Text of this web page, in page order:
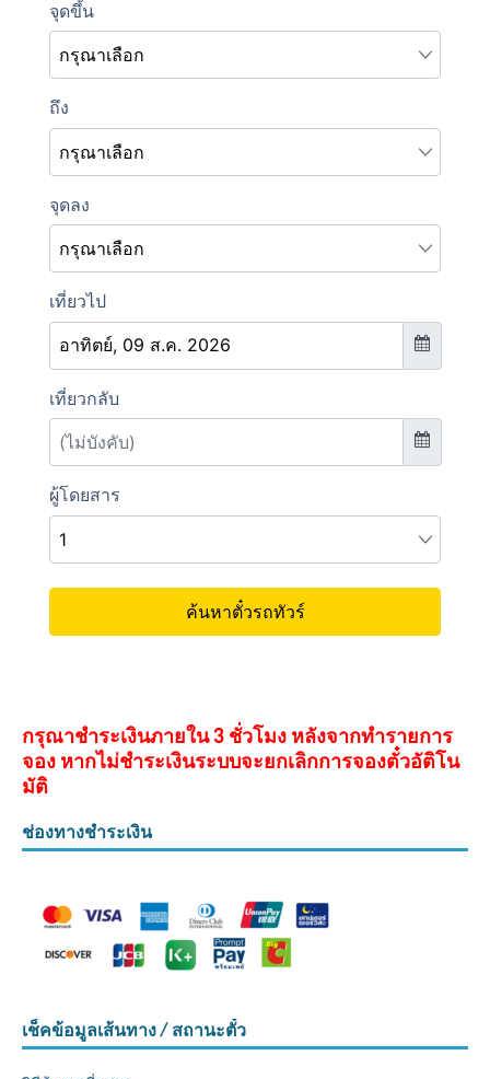
กรุณาชำระเงินภายใน 3 ชั่วโมง หลังจากทำรายการ
จอง หากไม่ชำระเงินระบบจะยกเลิกการจองตั๋วอัติโน
มัติ
ช่องทางชำระเงิน
เช็คข้อมูลเส้นทาง / สถานะตั๋ว